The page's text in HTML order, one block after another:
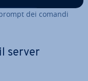
dei comandi
server